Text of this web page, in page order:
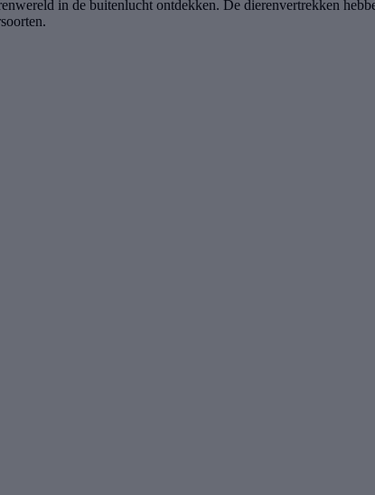
in de buitenlucht ontdekken. De dierenvertrekken